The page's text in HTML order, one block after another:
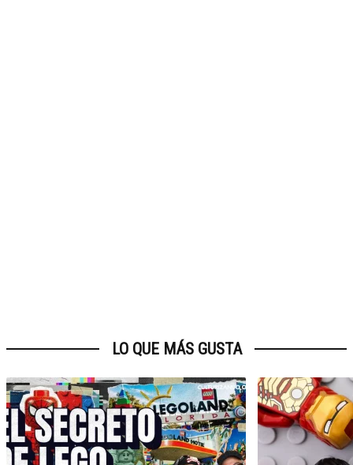
LO QUE MÁS GUSTA